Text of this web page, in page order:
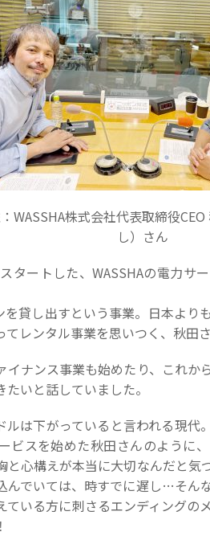
WASSHA株式会社代表取締役
し）さん
タートした、WASSHAの電力サ
を貸し出すという事業。日本より
レンタル事業を思いつく、秋田
イナンス事業も始めたり、これか
いと話していました。
ルは下がっていると言われる現代
ビスを始めた秋田さんのように
と心構えが本当に大切なんだと気
んでいては、時すでに遅し…そん
ている方に刺さるエンディング